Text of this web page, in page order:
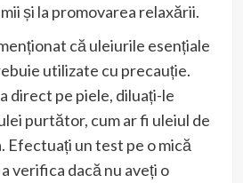
și la promovarea relaxării.
că uleiurile esențiale
utilizate cu precauție.
direct pe piele, diluați-le
purtător, cum ar fi uleiul de
Efectuați un test pe o mică
verifica dacă nu aveți o